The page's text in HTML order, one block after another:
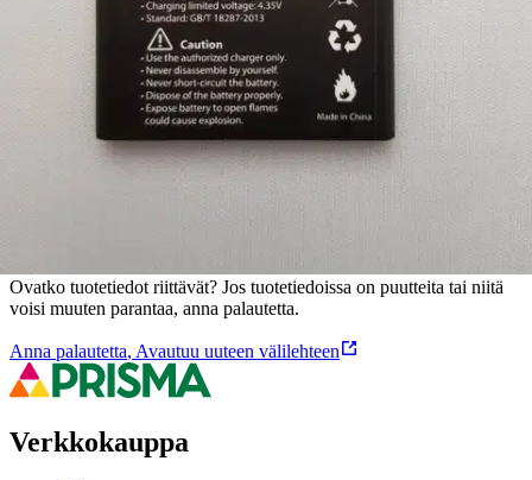
Alkuperäinen vakioakku. Yhteensopivat mallit: Beafon C350. Akun
kapasiteetti 950mAh.
Ominaisuudet
Ovatko tuotetiedot riittävät? Jos tuotetiedoissa on puutteita tai niitä
voisi muuten parantaa, anna palautetta.
Anna palautetta, Avautuu uuteen välilehteen
Verkkokauppa